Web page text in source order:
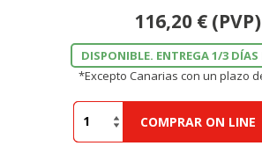
116,20 € (PVP)
DISPONIBLE. ENTREGA 1/3
*Excepto Canarias con un plazo
COMPRAR ON LINE